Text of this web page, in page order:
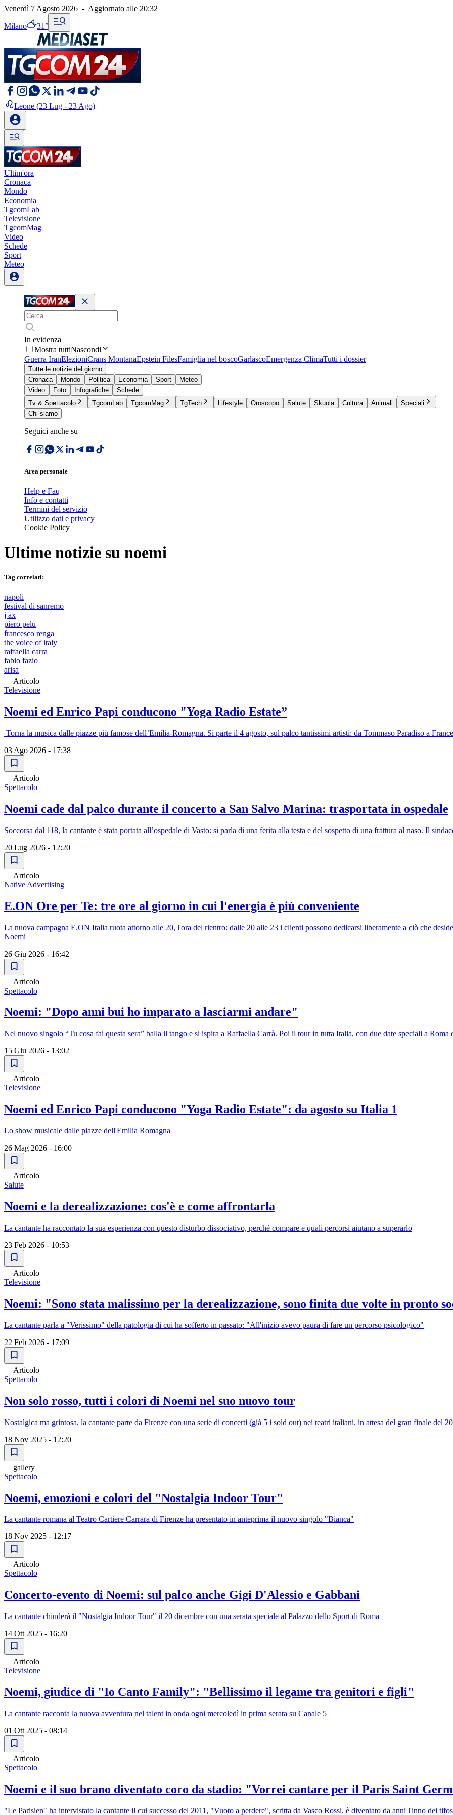
Venerdì 7 Agosto 2026 - Aggiornato alle 20:32
Milano 31°
Leone (23 Lug - 23 Ago)
Ultim'ora
Cronaca
Mondo
Economia
TgcomLab
Televisione
TgcomMag
Video
Schede
Sport
Meteo
In evidenza
Mostra tuttiNascondi
Guerra IranElezioniCrans MontanaEpstein FilesFamiglia nel boscoGarlascoEmergenza ClimaTutti i dossier
Tutte le notizie del giorno
Cronaca
Mondo Politica Economia Sport
Meteo
Video
Foto Infografiche
Schede
Tv & Spettacolo
TgcomLab TgcomMag TgTech Lifestyle Oroscopo Salute Skuola Cultura Animali
Speciali
Chi siamo
Seguici anche su
Area personale
Help e Faq
Info e contatti
Termini del servizio
Utilizzo dati e privacy
Cookie Policy
Ultime notizie su noemi
Tag correlati:
napoli
festival di sanremo
j ax
piero pelu
francesco renga
the voice of italy
raffaella carra
fabio fazio
arisa
Articolo
Televisione
Noemi ed Enrico Papi conducono "Yoga Radio Estate”
Torna la musica dalle piazze più famose dell’Emilia-Romagna. Si parte il 4 agosto, sul palco tantissimi artisti: da Tommaso Paradiso a
03 Ago 2026 - 17:38
Articolo
Spettacolo
Noemi cade dal palco durante il concerto a San Salvo Marina: trasportata in ospedale
Soccorsa dal 118, la cantante è stata portata all’ospedale di Vasto: si parla di una ferita alla testa e del sospetto di una frattura al naso. Il
20 Lug 2026 - 12:20
Articolo
Native Advertising
E.ON Ore per Te: tre ore al giorno in cui l'energia è più conveniente
La nuova campagna E.ON Italia ruota attorno alle 20, l'ora del rientro: dalle 20 alle 23 i clienti possono dedicarsi liberamente a ciò che
Noemi
26 Giu 2026 - 16:42
Articolo
Spettacolo
Noemi: "Dopo anni bui ho imparato a lasciarmi andare"
Nel nuovo singolo “Tu cosa fai questa sera” balla il tango e si ispira a Raffaella Carrà. Poi il tour in tutta Italia, con due date speciali a Roma
15 Giu 2026 - 13:02
Articolo
Televisione
Noemi ed Enrico Papi conducono "Yoga Radio Estate": da agosto su Italia 1
Lo show musicale dalle piazze dell'Emilia Romagna
26 Mag 2026 - 16:00
Articolo
Salute
Noemi e la derealizzazione: cos'è e come affrontarla
La cantante ha raccontato la sua esperienza con questo disturbo dissociativo, perché compare e quali percorsi aiutano a superarlo
23 Feb 2026 - 10:53
Articolo
Televisione
Noemi: "Sono stata malissimo per la derealizzazione, sono finita due volte in pronto
La cantante parla a "Verissimo" della patologia di cui ha sofferto in passato: "All'inizio avevo paura di fare un percorso psicologico"
22 Feb 2026 - 17:09
Articolo
Spettacolo
Non solo rosso, tutti i colori di Noemi nel suo nuovo tour
Nostalgica ma grintosa, la cantante parte da Firenze con una serie di concerti (già 5 i sold out) nei teatri italiani, in attesa del gran finale del
18 Nov 2025 - 12:20
gallery
Spettacolo
Noemi, emozioni e colori del "Nostalgia Indoor Tour"
La cantante romana al Teatro Cartiere Carrara di Firenze ha presentato in anteprima il nuovo singolo "Bianca"
18 Nov 2025 - 12:17
Articolo
Spettacolo
Concerto-evento di Noemi: sul palco anche Gigi D'Alessio e Gabbani
La cantante chiuderà il "Nostalgia Indoor Tour" il 20 dicembre con una serata speciale al Palazzo dello Sport di Roma
14 Ott 2025 - 16:20
Articolo
Televisione
Noemi, giudice di "Io Canto Family": "Bellissimo il legame tra genitori e figli"
La cantante racconta la nuova avventura nel talent in onda ogni mercoledì in prima serata su Canale 5
01 Ott 2025 - 08:14
Articolo
Spettacolo
Noemi e il suo brano diventato coro da stadio: "Vorrei cantare per il Paris Saint
"Le Parisien" ha intervistato la cantante il cui successo del 2011, "Vuoto a perdere", scritta da Vasco Rossi, è diventato da anni l'inno dei